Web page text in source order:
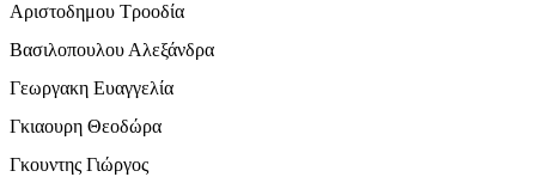
Αριστοδημου Τροοδία
Βασιλοπουλου Αλεξάνδρα
Γεωργακη Ευαγγελία
Γκιαουρη Θεοδώρα
Γκουντης Γιώργος